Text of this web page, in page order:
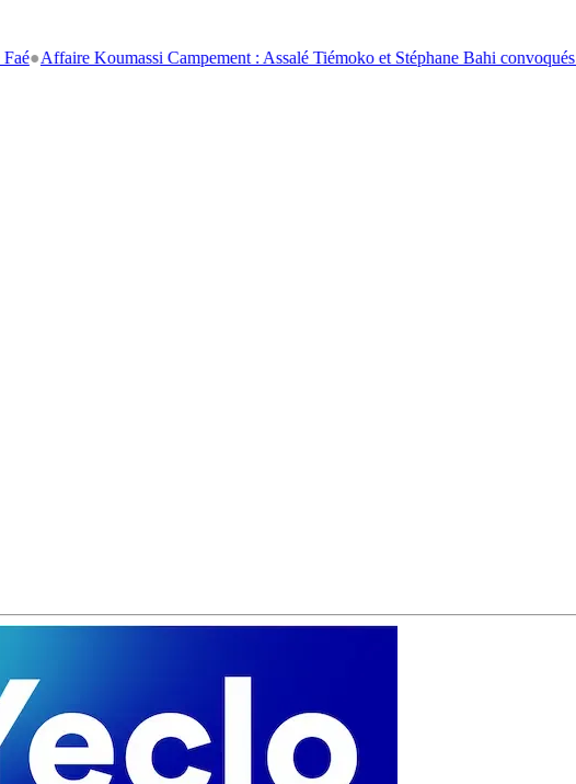
Koumassi Campement : Assalé Tiémoko et Stéphane Bahi convoqués à la police